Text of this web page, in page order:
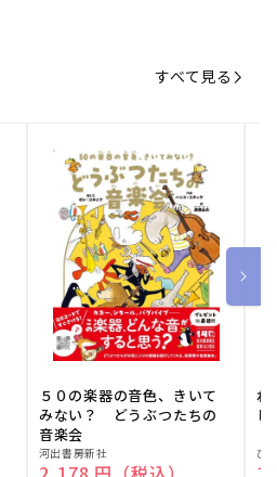
すべて見る
５０の楽器の音色、きいて
みない？ どうぶつたちの
音楽会
販
河出書房新社
ね
販ひ